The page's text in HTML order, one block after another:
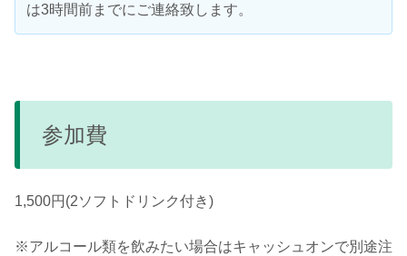
は3時間前までにご連絡致します。
参加費
1,500円(2ソフトドリンク付き)
※アルコール類を飲みたい場合はキャッシュオンで別途注